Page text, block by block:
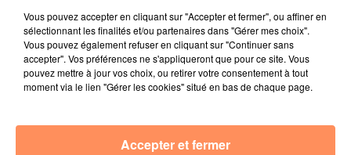
Radio Star Live avec Dadju
27 juin 2022
Marseille : une application pour mettre en
relation extras et...
Le cocholed pour jouer à la pétanque
jusqu'au bout de la nuit !
Vous pouvez accepter en cliquant sur "Accepter et fermer", ou affiner en
sélectionnant les finalités et/ou partenaires dans "Gérer mes choix".
Vous pouvez également refuser en cliquant sur "Continuer sans
accepter". Vos préférences ne s'appliqueront que pour ce site. Vous
pouvez mettre à jour vos choix, ou retirer votre consentement à tout
moment via le lien "Gérer les cookies" situé en bas de chaque page.
Accepter et fermer